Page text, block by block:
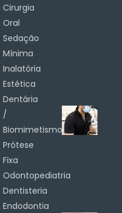
Cirurgia
Oral
Sedação
Mínima
Inalatória
Estética
Dentária
/
Biomimetismo
Prótese
Fixa
Odontopediatria
Dentisteria
Endodontia